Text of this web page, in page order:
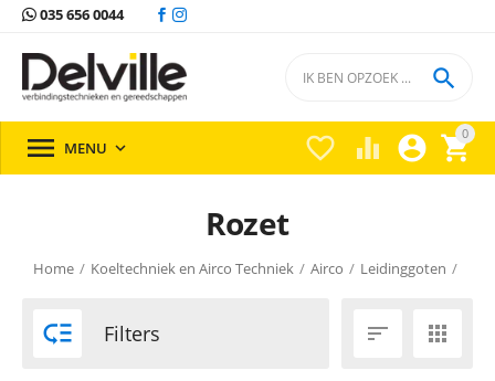
035 656 0044
0


 

 MENU 
Rozet
Home / Koeltechniek en Airco Techniek / Airco / Leidinggoten /
 Filters  